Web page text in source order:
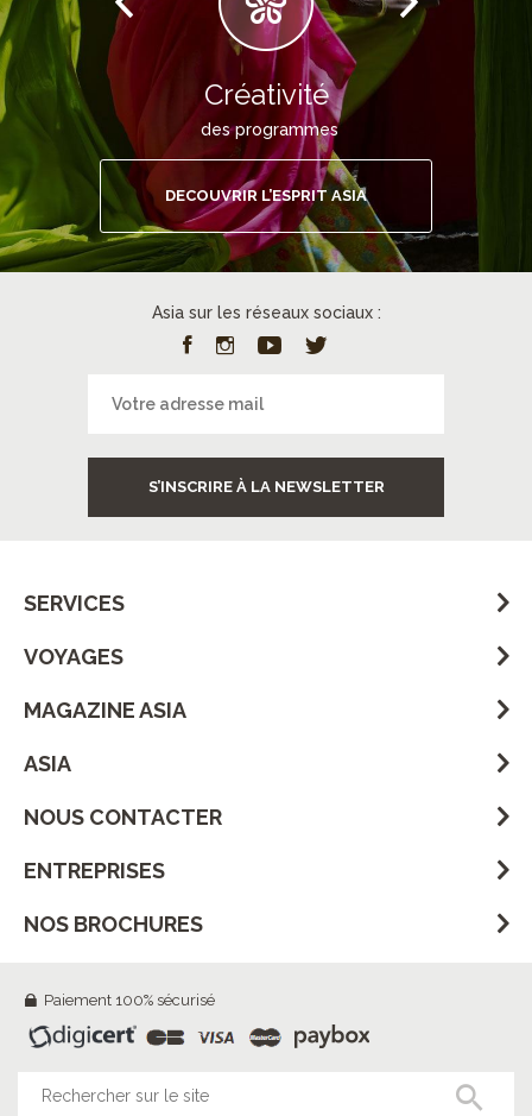
Créativité
des programmes
DECOUVRIR L’ESPRIT ASIA
Asia sur les réseaux sociaux :
S’INSCRIRE À LA NEWSLETTER
SERVICES
VOYAGES
MAGAZINE ASIA
ASIA
NOUS CONTACTER
ENTREPRISES
NOS BROCHURES
Paiement 100% sécurisé